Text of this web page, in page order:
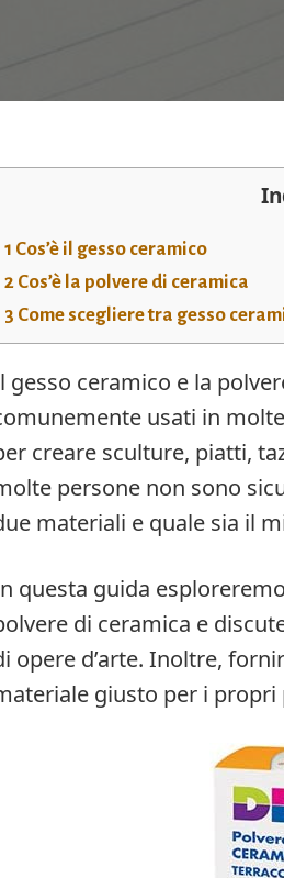
1 Cos’è il gesso ceramico
2 Cos’è la polvere di ceramica
3 Come scegliere tra gesso
gesso ceramico e la
usati in
creare sculture, piatti,
persone non sono
materiali e quale sia il
questa guida
di ceramica e
opere d’arte. Inoltre,
giusto per i